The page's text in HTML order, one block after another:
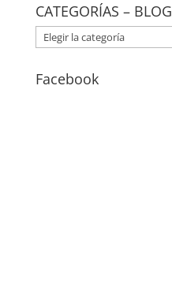
CATEGORÍAS – BLOG
CATEGORÍAS
–
Facebook